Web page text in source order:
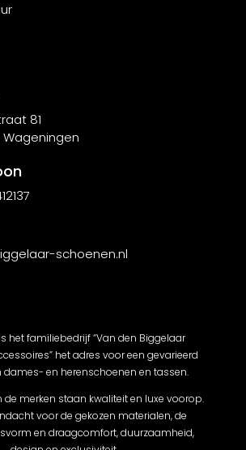
81
Wageningen
schoenen.nl
het familiebedrijf “Van den Biggelaar
het adres voor een gevarieerd
en herenschoenen en tassen.
de merken staan kwaliteit en luxe voorop.
voor de gekozen materialen, de
en draagcomfort, duurzaamheid,